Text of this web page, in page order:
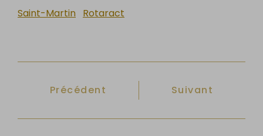
Saint-Martin Rotaract
Article précédent : Le Président
Précédent Article suivant :
Suivant